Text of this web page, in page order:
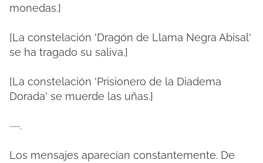
monedas.]
[La constelación 'Dragón de Llama Negra Abisal'
se ha tragado su saliva.]
[La constelación 'Prisionero de la Diadema
Dorada' se muerde las uñas.]
······.
Los mensajes aparecían constantemente. De